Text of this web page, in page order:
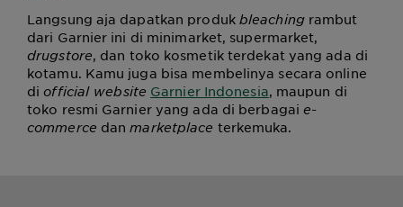
Langsung aja dapatkan produk bleachingrambut
dari Garnier ini di minimarket, supermarket,
drugstore, dan toko kosmetik terdekat yang ada di
kotamu. Kamu juga bisa membelinya secara online
diofficial website Garnier Indonesia, maupun di
toko resmi Garnier yang ada di berbagaie-
commerce danmarketplace terkemuka.